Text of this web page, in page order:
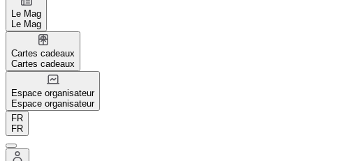
Le Mag
Le Mag
Cartes cadeaux
Cartes cadeaux
Espace organisateur
Espace organisateur
FR
FR